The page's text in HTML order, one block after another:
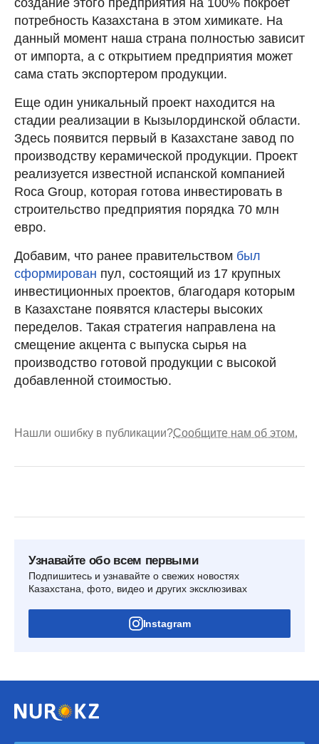
потребность Казахстана в этом химикате. На
данный момент наша страна полностью зависит
от импорта, а с открытием предприятия может
сама стать экспортером продукции.
Еще один уникальный проект находится на
стадии реализации в Кызылординской области.
Здесь появится первый в Казахстане завод по
производству керамической продукции. Проект
реализуется известной испанской компанией
Roca Group, которая готова инвестировать в
строительство предприятия порядка 70 млн
евро.
Добавим, что ранее правительством был
сформирован пул, состоящий из 17 крупных
инвестиционных проектов, благодаря которым
в Казахстане появятся кластеры высоких
переделов. Такая стратегия направлена на
смещение акцента с выпуска сырья на
производство готовой продукции с высокой
добавленной стоимостью.
Нашли ошибку в публикации?Сообщите нам об этом.
Узнавайте обо всем первыми
Подпишитесь и узнавайте о свежих новостях
Казахстана, фото, видео и других эксклюзивах
Instagram